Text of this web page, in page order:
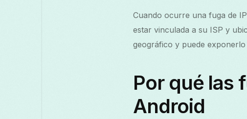
Cuando ocurre una fuga de
estar vinculada a su ISP y
geográfico y puede
Por qué las
Android